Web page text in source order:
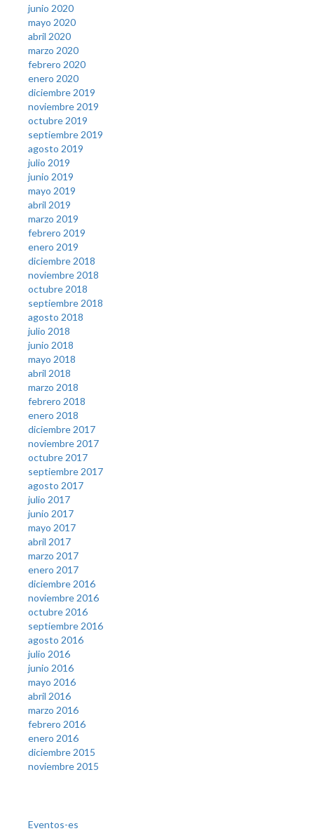
junio 2020
mayo 2020
abril 2020
marzo 2020
febrero 2020
enero 2020
diciembre 2019
noviembre 2019
octubre 2019
septiembre 2019
agosto 2019
julio 2019
junio 2019
mayo 2019
abril 2019
marzo 2019
febrero 2019
enero 2019
diciembre 2018
noviembre 2018
octubre 2018
septiembre 2018
agosto 2018
julio 2018
junio 2018
mayo 2018
abril 2018
marzo 2018
febrero 2018
enero 2018
diciembre 2017
noviembre 2017
octubre 2017
septiembre 2017
agosto 2017
julio 2017
junio 2017
mayo 2017
abril 2017
marzo 2017
enero 2017
diciembre 2016
noviembre 2016
octubre 2016
septiembre 2016
agosto 2016
julio 2016
junio 2016
mayo 2016
abril 2016
marzo 2016
febrero 2016
enero 2016
diciembre 2015
noviembre 2015
Eventos-es